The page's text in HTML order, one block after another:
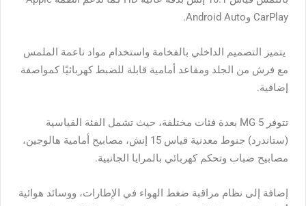
CarPlay وAndroid Auto.
يتميز التصميم الداخلي بالفخامة واستخدام مواد ناعمة الملمس
مع فرش من الجلد ومقاعد أمامية قابلة للضبط كهربائيًا كمواصفة
إضافية.
تتوفر MG 5 بعدة فئات مختلفة، حيث تشمل الفئة القياسية
(ستاندرد) جنوط معدنية قياس 15 إنش، مصابيح أمامية هالوجين،
مصابيح ضباب وتحكم كهربائي بالمرايا الجانبية.
إضافة إلى نظام مراقبة ضغط الهواء في الإطارات، ووسائد هوائية